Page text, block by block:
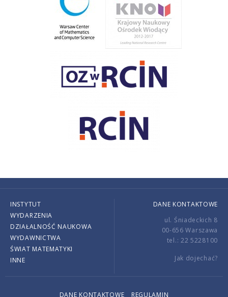
INSTYTUT
WYDARZENIA
DZIAŁALNOŚĆ NAUKOWA
WYDAWNICTWA
ŚWIAT MATEMATYKI
INNE
DANE KONTAKTOWE
ul. Śniadeckich 8
00-656 Warszawa
tel.: 22 5228100
Jak dojechać?
DANE KONTAKTOWE REGULAMIN